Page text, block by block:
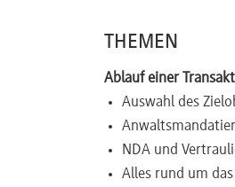
THEMEN
Ablauf einer
Auswahl des
NDA und
Alles rund um